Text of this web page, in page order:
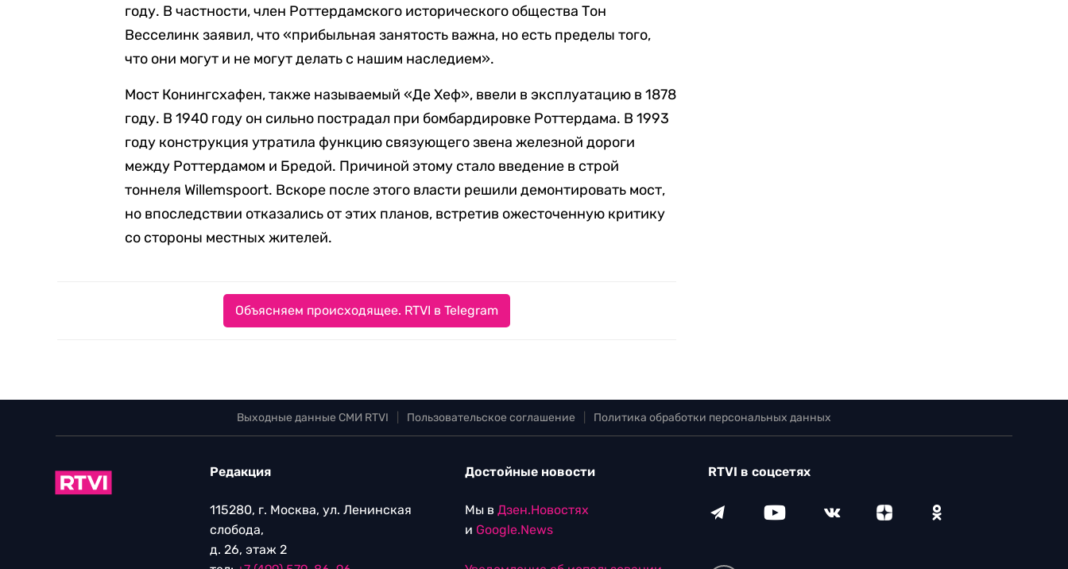
году. В частности, член Роттердамского исторического общества Тон
Весселинк заявил, что «прибыльная занятость важна, но есть пределы того,
что они могут и не могут делать с нашим наследием».
Мост Конингсхафен, также называемый «Де Хеф», ввели в эксплуатацию в 1878
году. В 1940 году он сильно пострадал при бомбардировке Роттердама. В 1993
году конструкция утратила функцию связующего звена железной дороги
между Роттердамом и Бредой. Причиной этому стало введение в строй
тоннеля Willemspoort. Вскоре после этого власти решили демонтировать мост,
но впоследствии отказались от этих планов, встретив ожесточенную критику
со стороны местных жителей.
Объясняем происходящее. RTVI в Telegram
Выходные данные СМИ RTVI Пользовательское соглашение Политика обработки персональных данных
Редакция
115280, г. Москва, ул. Ленинская
слобода,
д. 26, этаж 2
Достойные новости
Мы в Дзен.Новостях
и Google.News
RTVI в соцсетях